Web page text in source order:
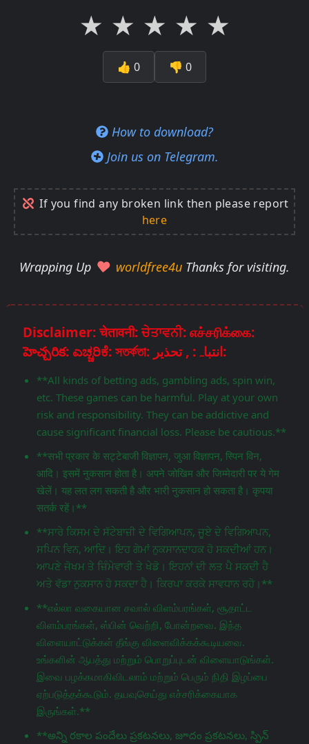
★ ★ ★ ★ ★
👍 0 👎 0
How to download?
Join us on Telegram.
If you find any broken link then please report
here
Wrapping Up worldfree4u Thanks for visiting.
Disclaimer: चेतावनी: ਚੇਤਾਵਨੀ: எச்சரிக்கை:
హెచ్చరిక: ಎಚ್ಚರಿಕೆ: সতর্কতা: انتباہ: , تحذير:
**All kinds of betting ads, gambling ads, spin win,
etc. These games can be harmful. Play at your own
risk and responsibility. They can be addictive and
cause significant financial loss. Please be cautious.**
**सभी प्रकार के सट्टेबाजी विज्ञापन, जुआ विज्ञापन, स्पिन विन,
आदि। इसमें नुकसान होता है। अपने जोखिम और जिम्मेदारी पर ये गेम
खेलें। यह लत लग सकती है और भारी नुकसान हो सकता है। कृपया
सतर्क रहें।**
**ਸਾਰੇ ਕਿਸਮ ਦੇ ਸੱਟੇਬਾਜ਼ੀ ਦੇ ਵਿਗਿਆਪਨ, ਜੂਏ ਦੇ ਵਿਗਿਆਪਨ,
ਸਪਿਨ ਵਿਨ, ਆਦਿ। ਇਹ ਗੇਮਾਂ ਨੁਕਸਾਨਦਾਹਕ ਹੋ ਸਕਦੀਆਂ ਹਨ।
ਆਪਣੇ ਜੋਖਮ ਤੇ ਜ਼ਿੰਮੇਵਾਰੀ ਤੇ ਖੇਡੋ। ਇਹਨਾਂ ਦੀ ਲਤ ਪੈ ਸਕਦੀ ਹੈ
ਅਤੇ ਵੱਡਾ ਨੁਕਸਾਨ ਹੋ ਸਕਦਾ ਹੈ। ਕਿਰਪਾ ਕਰਕੇ ਸਾਵਧਾਨ ਰਹੋ।**
**எல்லா வகையான சவால் விளம்பரங்கள், சூதாட்ட
விளம்பரங்கள், ஸ்பின் வெற்றி, போன்றவை. இந்த
விளையாட்டுக்கள் தீங்கு விளைவிக்கக்கூடியவை.
உங்களின் ஆபத்து மற்றும் பொறுப்புடன் விளையாடுங்கள்.
இவை பழக்கமாகிவிடலாம் மற்றும் பெரும் நிதி இழப்பை
ஏற்படுத்தக்கூடும். தயவுசெய்து எச்சரிக்கையாக
இருங்கள்.**
**అన్ని రకాల పందేలు ప్రకటనలు, జూదం ప్రకటనలు, స్పిన్